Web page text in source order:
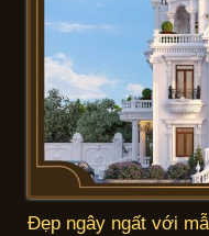
Đẹp ngây ngất với